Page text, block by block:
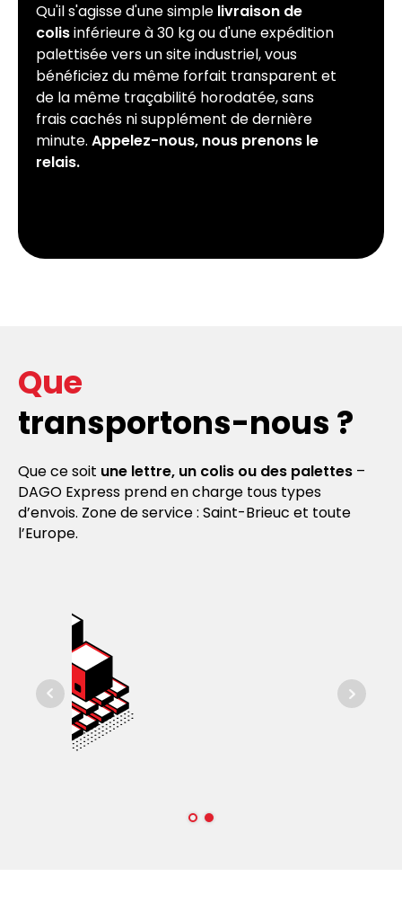
Qu'il s'agisse d'une simple livraison de
colisinférieure à 30 kg ou d'une expédition
palettisée vers un site industriel, vous
bénéficiez du même forfait transparent et
de la même traçabilité horodatée, sans
frais cachés ni supplément de dernière
minute. Appelez-nous, nous prenons le
relais.
Que
transportons-nous ?
Que ce soit une lettre, un colis ou des palettes –
DAGO Express prend en charge tous types
d’envois. Zone de service : Saint-Brieuc et toute
l’Europe.